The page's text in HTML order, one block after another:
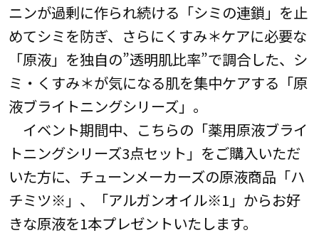
ニンが過剰に作られ続ける「シミの連鎖」を止
めてシミを防ぎ、さらにくすみ＊ケアに必要な
「原液」を独自の”透明肌比率”で調合した、シ
ミ・くすみ＊が気になる肌を集中ケアする「原
液ブライトニングシリーズ」。
イベント期間中、こちらの「薬用原液ブライ
トニングシリーズ3点セット」をご購入いただ
いた方に、チューンメーカーズの原液商品「ハ
チミツ※」、「アルガンオイル※1」からお好
きな原液を1本プレゼントいたします。